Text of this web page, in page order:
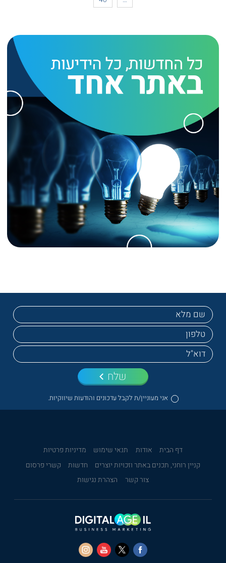
אני מעוניין/ת לקבל עדכונים והודעות שיווקיות.
שלח
דף הבית אודות תנאי שימוש
מדיניות פרטיות
קניין רוחני, תכנים באתר וזכויות יוצרים
חדשות
קשרי פרסום
צור קשר
הצהרת נגישות